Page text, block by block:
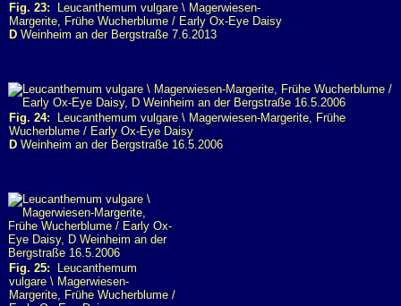
Fig. 23: Leucanthemum vulgare \ Magerwiesen-
Margerite, Frühe Wucherblume / Early Ox-Eye Daisy
D Weinheim an der Bergstraße 7.6.2013
Fig. 24: Leucanthemum vulgare \ Magerwiesen-Margerite, Frühe
Wucherblume / Early Ox-Eye Daisy
D Weinheim an der Bergstraße 16.5.2006
Fig. 25: Leucanthemum
vulgare \ Magerwiesen-
Margerite, Frühe Wucherblume /